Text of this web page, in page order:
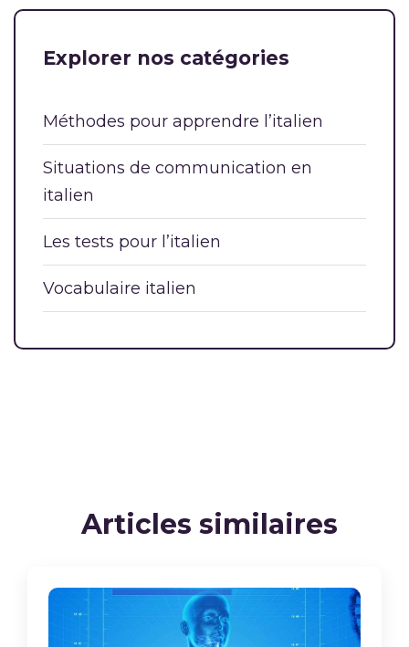
Explorer nos catégories
Méthodes pour apprendre l’italien
Situations de communication en
italien
Les tests pour l’italien
Vocabulaire italien
Articles similaires